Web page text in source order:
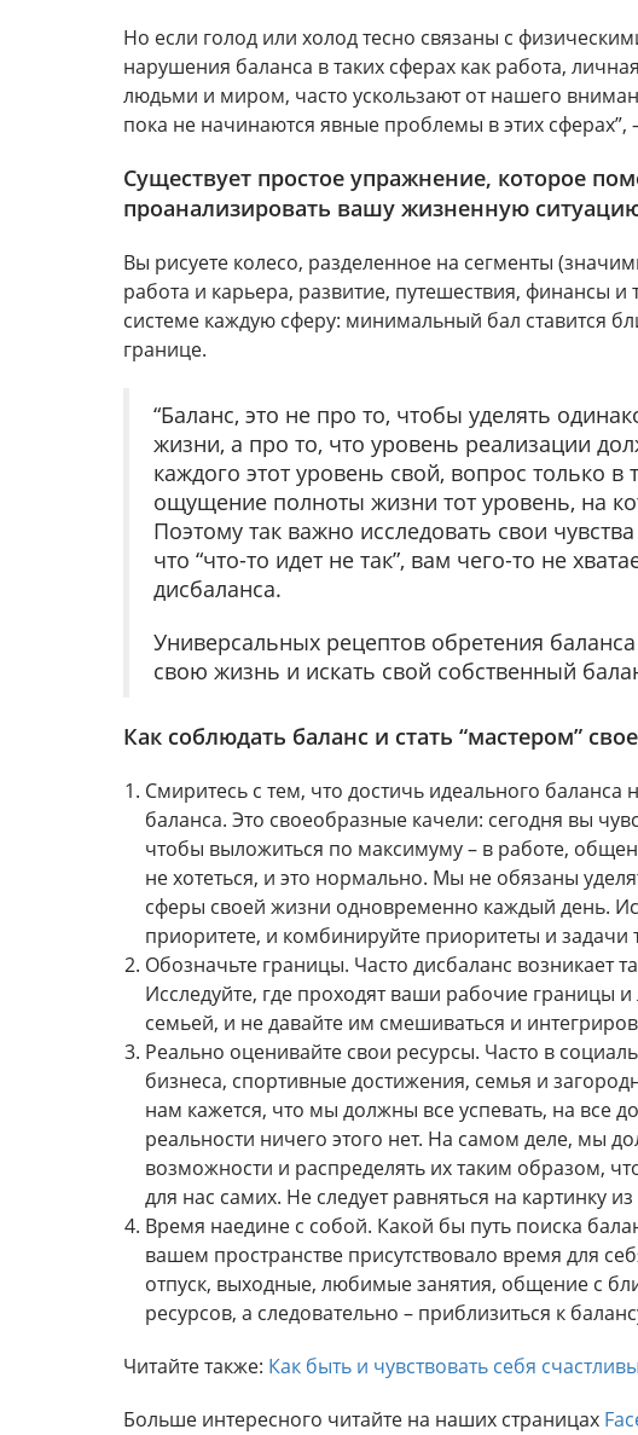
Но если голод или холод тесно связаны с
нарушения баланса в таких сферах как работа,
людьми и миром, часто ускользают от нашего
пока не начинаются явные проблемы в этих сферах”,
Существует простое упражнение, которое
проанализировать вашу жизненную
Вы рисуете колесо, разделенное на сегменты
работа и карьера, развитие, путешествия, финансы и
системе каждую сферу: минимальный бал ставится
границе.
“Баланс, это не про то, чтобы уделять
жизни, а про то, что уровень реализации
каждого этот уровень свой, вопрос только
ощущение полноты жизни тот уровень, на
Поэтому так важно исследовать свои
что “что-то идет не так”, вам чего-то не
дисбаланса.
Универсальных рецептов обретения
свою жизнь и искать свой собственный
Как соблюдать баланс и стать “мастером”
Смиритесь с тем, что достичь идеального
баланса. Это своеобразные качели: сегодня вы
чтобы выложиться по максимуму – в работе,
не хотеться, и это нормально. Мы не обязаны
сферы своей жизни одновременно каждый день.
приоритете, и комбинируйте приоритеты и задачи
Обозначьте границы. Часто дисбаланс возникает
Исследуйте, где проходят ваши рабочие границы
семьей, и не давайте им смешиваться и
Реально оценивайте свои ресурсы. Часто в
бизнеса, спортивные достижения, семья и
нам кажется, что мы должны все успевать, на все
реальности ничего этого нет. На самом деле, мы
возможности и распределять их таким образом,
для нас самих. Не следует равняться на картинку
Время наедине с собой. Какой бы путь поиска
вашем пространстве присутствовало время для
отпуск, выходные, любимые занятия, общение с
ресурсов, а следовательно – приблизиться к
Читайте также: Как быть и чувствовать себя
Больше интересного читайте на наших страницах